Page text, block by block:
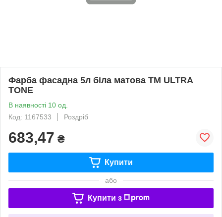
Фарба фасадна 5л біла матова ТМ ULTRA
TONE
В наявності 10 од.
Код: 1167533
Роздріб
683,47 ₴
Купити
або
Купити з